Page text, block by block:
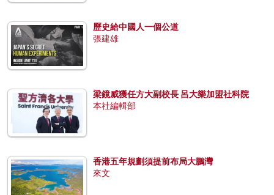
歷史給中國人一個公道
張建雄
梁鏡威獲任方大副校長 呂大樂加盟社科院
本社編輯部
香港五年規劃須提前布局大鵬灣
來文